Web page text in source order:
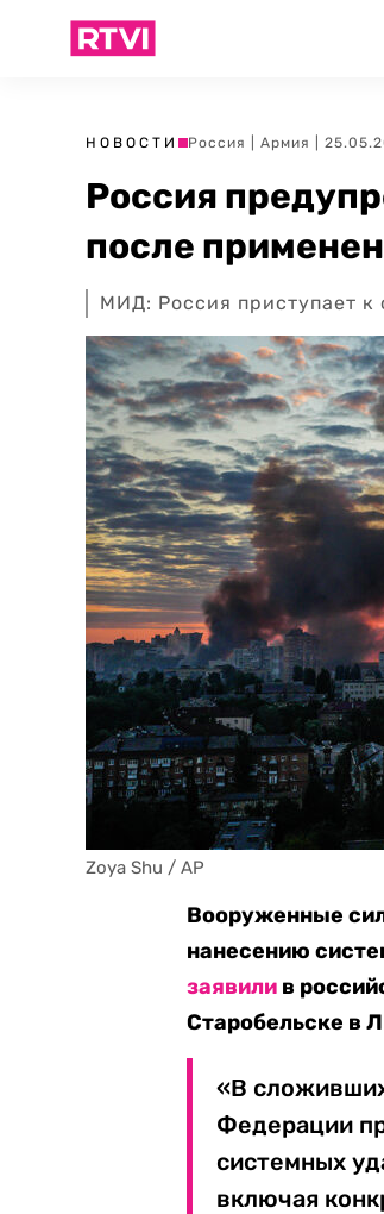
НОВОСТИ Россия Армия |
Россия
после
МИД: Россия приступает
Zoya Shu / AP
Вооруженные
нанесению
заявили в
Старобельске в
«В
Федерации
системных
включая